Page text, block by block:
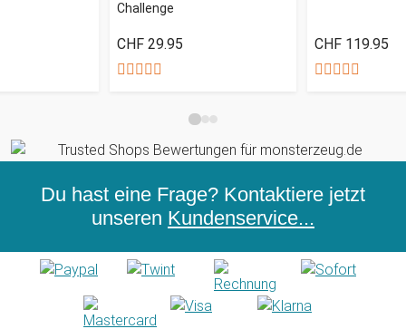
Challenge
CHF 29.95 CHF 119.95
Du hast eine Frage? Kontaktiere jetzt
unseren Kundenservice...